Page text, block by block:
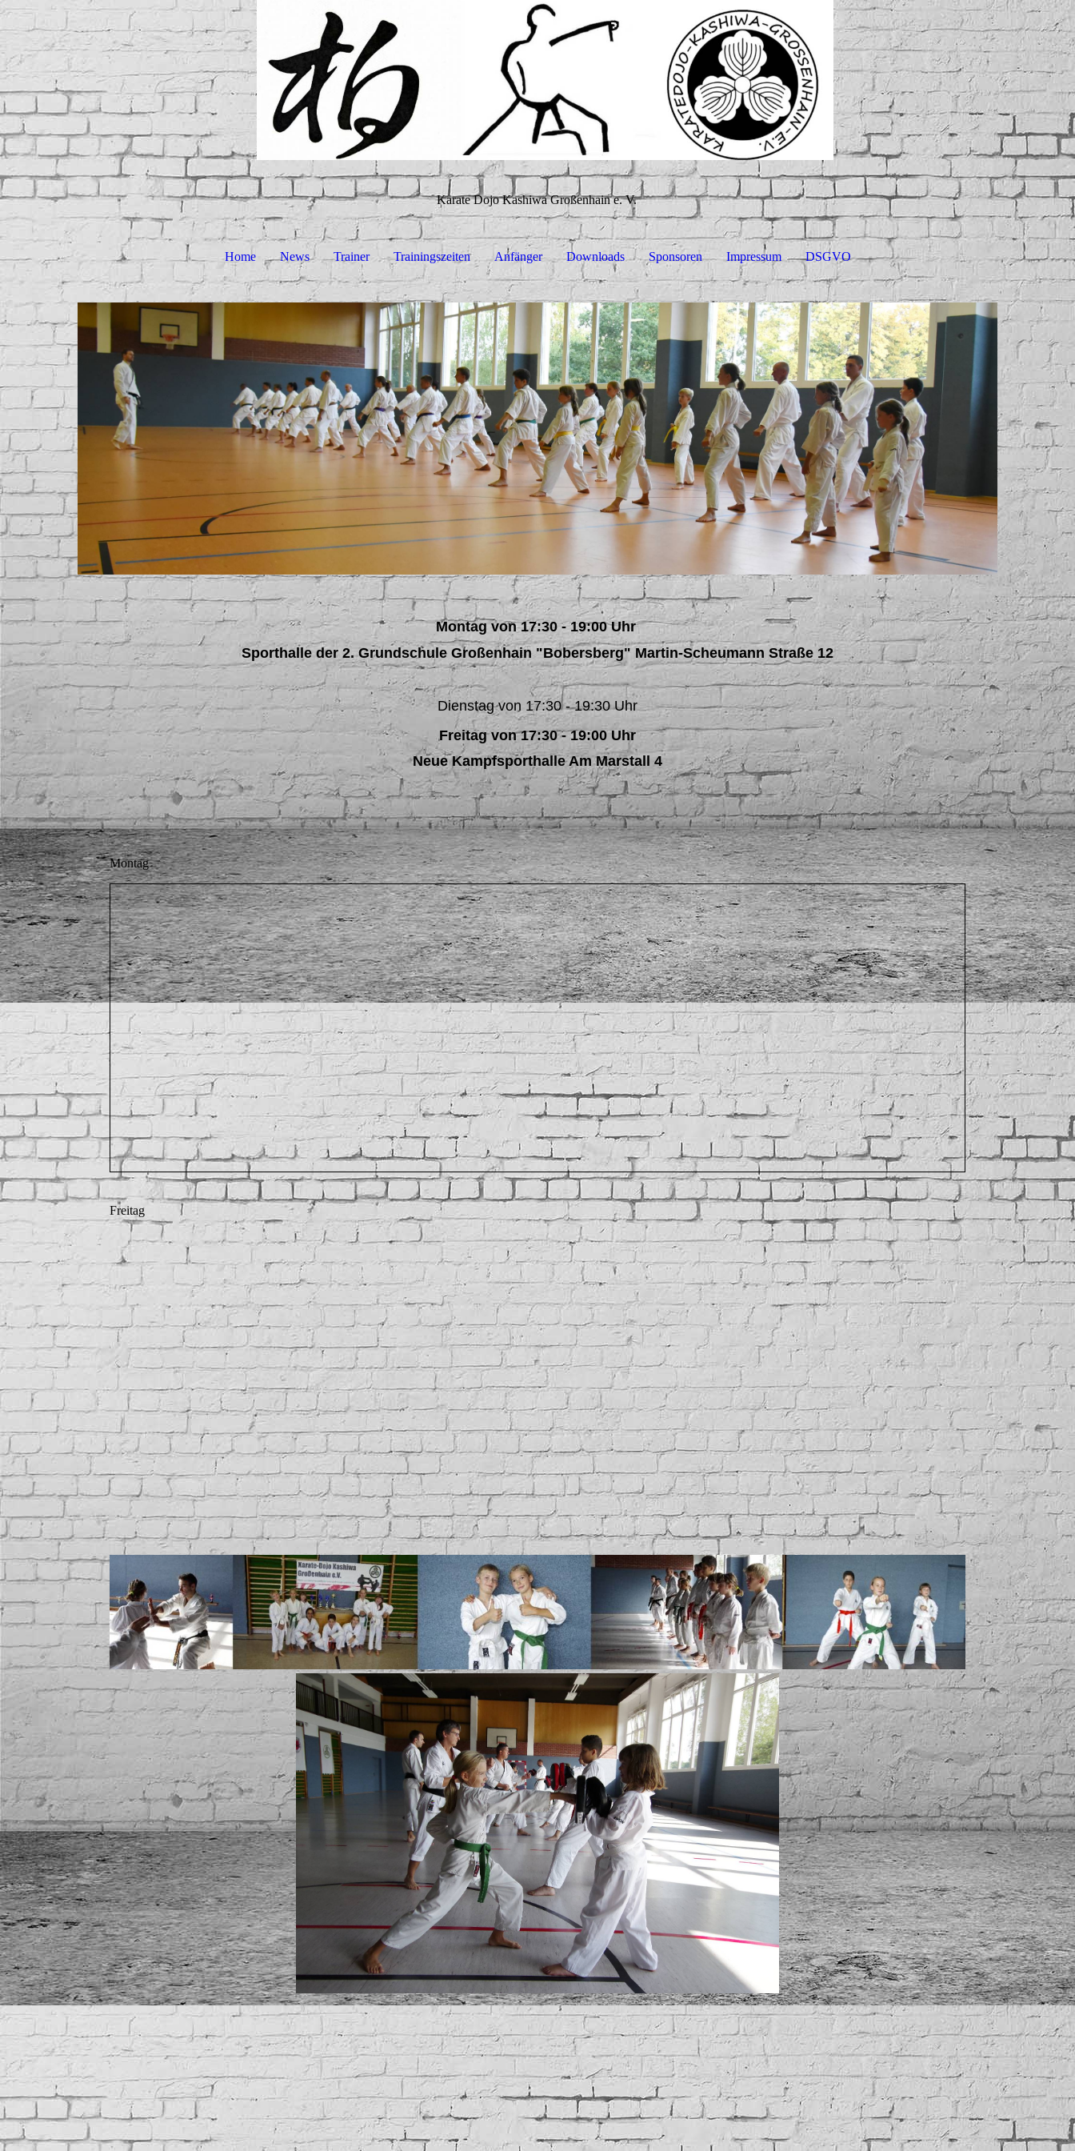
Karate Dojo Kashiwa Großenhain e. V.
Home News Trainer Trainingszeiten Anfänger Downloads Sponsoren Impressum DSGVO
Montag von 17:30 - 19:00 Uhr
Sporthalle der 2. Grundschule Großenhain "Bobersberg" Martin-Scheumann Straße 12
Dienstag von 17:30 - 19:30 Uhr
Freitag von 17:30 - 19:00 Uhr
Neue Kampfsporthalle Am Marstall 4
Montag
Freitag